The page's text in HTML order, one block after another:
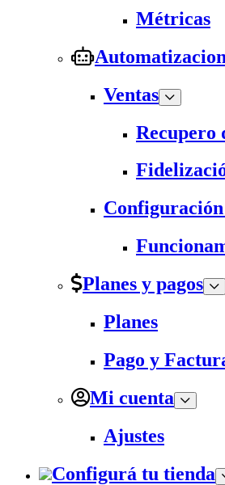
Métricas
Ventas
Recupero
Planes y pagos
Planes
Pago y
Mi cuenta
Ajustes
Configurá tu tienda